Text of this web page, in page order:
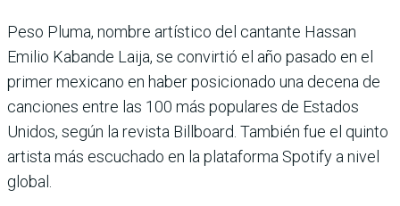
Peso Pluma, nombre artístico del cantante Hassan
Emilio Kabande Laija, se convirtió el año pasado en el
primer mexicano en haber posicionado una decena de
canciones entre las 100 más populares de Estados
Unidos, según la revista Billboard. También fue el quinto
artista más escuchado en la plataforma Spotify a nivel
global.